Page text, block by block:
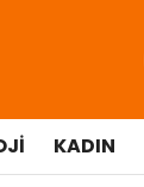
KADIN